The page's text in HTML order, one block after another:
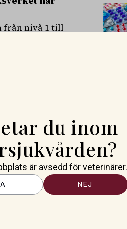
från nivå 1 till
innebär att
Säsongen
de
i
du inom
är avsedd för veterinärer.
NEJ